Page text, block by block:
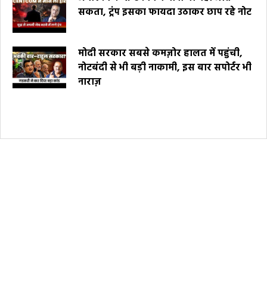
सकता, ट्रंप इसका फायदा उठाकर छाप रहे नोट
मोदी सरकार सबसे कमज़ोर हालत में पहुंची,
नोटबंदी से भी बड़ी नाकामी, इस बार सपोर्टर भी
नाराज़